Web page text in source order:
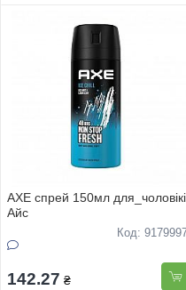
AXE спрей 150мл
Айс
Код:
142.27 ₴